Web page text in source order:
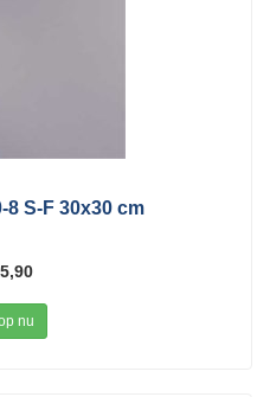
8 S-F 30x30 cm
nu